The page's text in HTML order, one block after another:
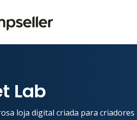
Lab
loja digital criada para criadores